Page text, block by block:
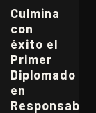
Culmina
con
éxito el
Primer
Diplomado
en